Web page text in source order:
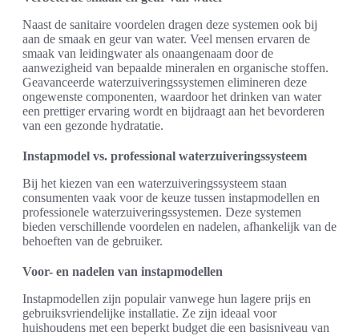
Naast de sanitaire voordelen dragen deze systemen ook bij
aan de smaak en geur van water. Veel mensen ervaren de
smaak van leidingwater als onaangenaam door de
aanwezigheid van bepaalde mineralen en organische stoffen.
Geavanceerde waterzuiveringssystemen elimineren deze
ongewenste componenten, waardoor het drinken van water
een prettiger ervaring wordt en bijdraagt aan het bevorderen
van een gezonde hydratatie.
Instapmodel vs. professional waterzuiveringssysteem
Bij het kiezen van een waterzuiveringssysteem staan
consumenten vaak voor de keuze tussen instapmodellen en
professionele waterzuiveringssystemen. Deze systemen
bieden verschillende voordelen en nadelen, afhankelijk van de
behoeften van de gebruiker.
Voor- en nadelen van instapmodellen
Instapmodellen zijn populair vanwege hun lagere prijs en
gebruiksvriendelijke installatie. Ze zijn ideaal voor
huishoudens met een beperkt budget die een basisniveau van